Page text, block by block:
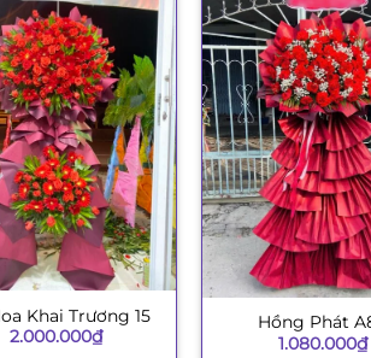
Khai Trương 15
2.000.000₫
Hồng Phát
1.080.000₫